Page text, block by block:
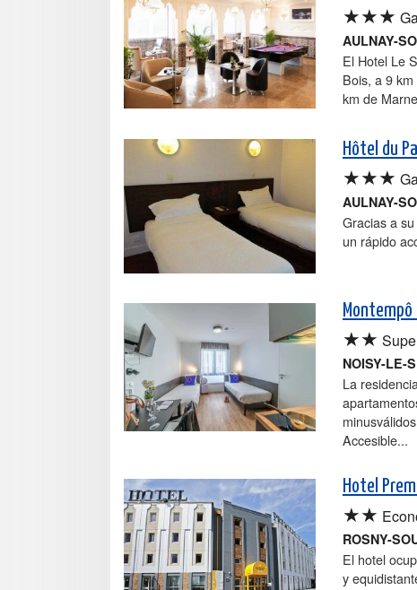
★★★
AULNAY-
El Hotel Le
Bois, a 9
km de
Hôtel du
★★★
AULNAY-
Gracias a
un rápido
★★
NOISY-LE-
La
Accesible...
Hotel
★★
ROSNY-
El hotel
y